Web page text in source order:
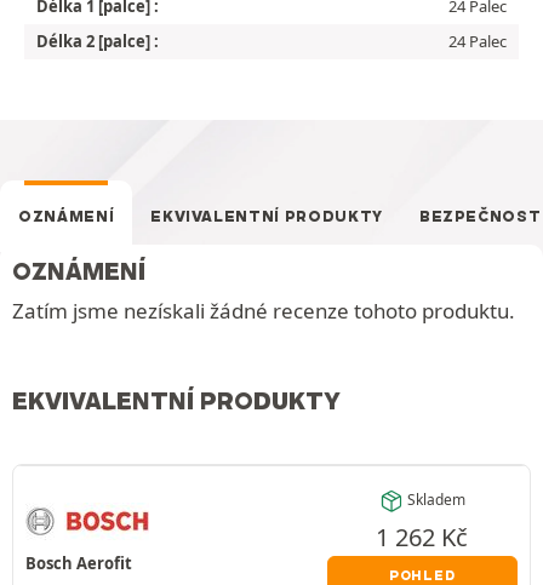
Délka 1 [palce] :
24 Palec
Délka 2 [palce] :
24 Palec
OZNÁMENÍ EKVIVALENTNÍ PRODUKTY BEZPEČNOST
OZNÁMENÍ
Zatím jsme nezískali žádné recenze tohoto produktu.
EKVIVALENTNÍ PRODUKTY
Bosch Aerofit
Skladem
1 262 Kč
POHLED